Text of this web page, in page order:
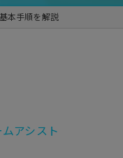
本手順を解説
アシスト